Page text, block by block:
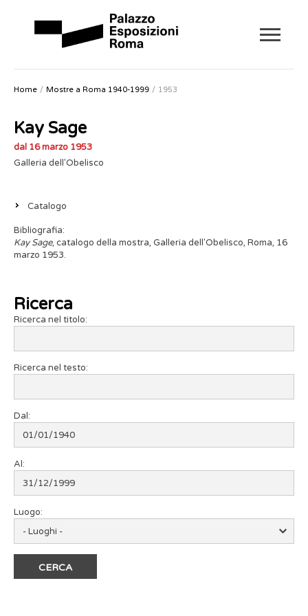
Home Mostre a Roma 1940-1999 1953
Kay Sage
dal 16 marzo 1953
Galleria dell'Obelisco
Catalogo
Bibliografia:
Kay Sage, catalogo della mostra, Galleria dell'Obelisco, Roma, 16
marzo 1953.
Ricerca
Ricerca nel titolo:
Ricerca nel testo:
Dal:
Al:
Luogo: